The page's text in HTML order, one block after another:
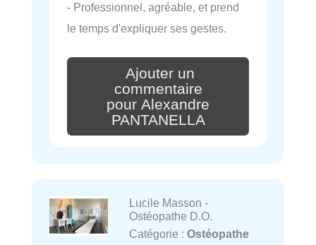
- Professionnel, agréable, et prend
le temps d'expliquer ses gestes.
Ajouter un
commentaire
pour Alexandre
PANTANELLA
Lucile Masson -
Ostéopathe D.O.
Catégorie : Ostéopathe